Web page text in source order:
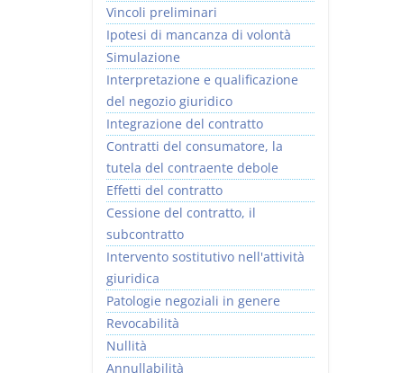
Vincoli preliminari
Ipotesi di mancanza di volontà
Simulazione
Interpretazione e qualificazione
del negozio giuridico
Integrazione del contratto
Contratti del consumatore, la
tutela del contraente debole
Effetti del contratto
Cessione del contratto, il
subcontratto
Intervento sostitutivo nell'attività
giuridica
Patologie negoziali in genere
Revocabilità
Nullità
Annullabilità